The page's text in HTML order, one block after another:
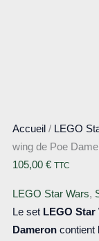
Accueil / LEGO
wing de Poe
105,00 € TTC
LEGO Star Wars,
Le set LEGO Star
Dameroncontient